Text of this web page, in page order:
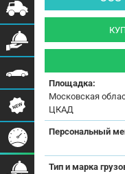
Площадка:
Московская
ЦКАД
Персональный
Тип и марка